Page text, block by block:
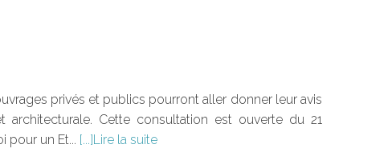
privés et publics pourront aller donner leur avis
Cette consultation est ouverte du 21
pour un Et...
Lire la suite